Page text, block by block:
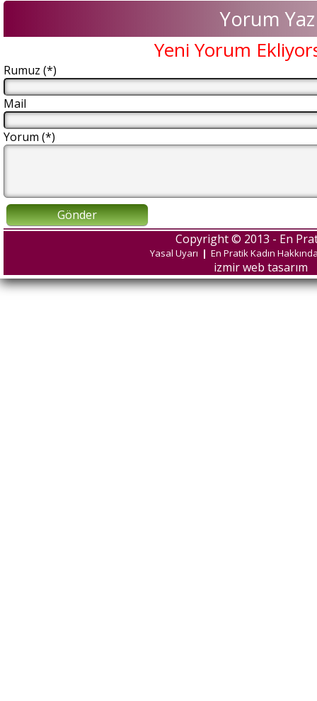
Yorum Yaz
Yeni Yorum
Rumuz (*)
Mail
Yorum (*)
Gönder
Copyright © 2013 - En
Yasal Uyarı | En Pratik Kadın
izmir web tasarım